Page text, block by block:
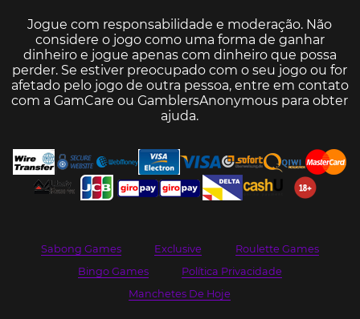
Jogue com responsabilidade e moderação. Não
considere o jogo como uma forma de ganhar
dinheiro e jogue apenas com dinheiro que possa
perder. Se estiver preocupado com o seu jogo ou for
afetado pelo jogo de outra pessoa, entre em contato
com aGamCare ouGamblersAnonymous para obter
ajuda.
Sabong Games Exclusive
Roulette Games
Bingo Games
Política Privacidade
Manchetes De Hoje